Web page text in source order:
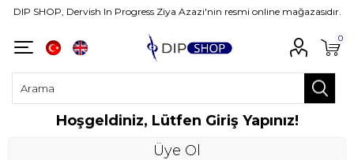
DIP SHOP, Dervish In Progress Ziya Azazi'nin resmi online mağazasıdır.
0
Hoşgeldiniz, Lütfen Giriş Yapınız!
Üye Ol